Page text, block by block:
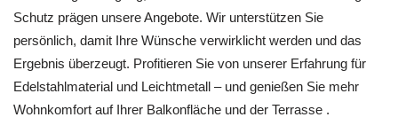
Schutz prägen unsere Angebote. Wir unterstützen Sie
persönlich, damit Ihre Wünsche verwirklicht werden und das
Ergebnis überzeugt. Profitieren Sie von unserer Erfahrung für
Edelstahlmaterial und Leichtmetall – und genießen Sie mehr
Wohnkomfort auf Ihrer Balkonfläche und der Terrasse .